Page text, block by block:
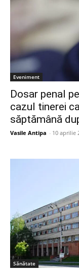
Eveniment
Dosar penal
cazul tinerei
săptămână
Vasile Antipa - 10 aprilie
Sănătate